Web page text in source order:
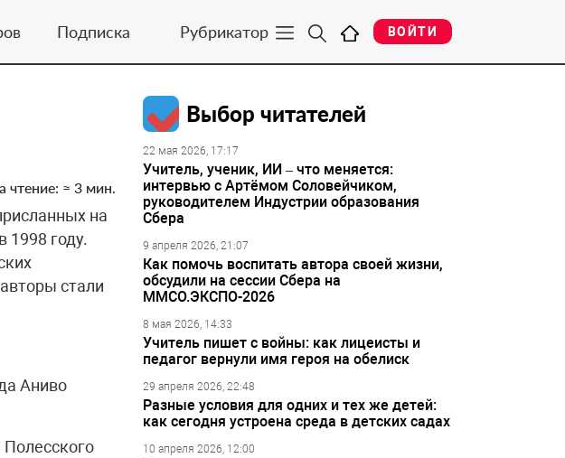
Подписка Рубрикатор ВОЙТИ
чтение: ≈ 3 мин.
на
1998 году.
стали
Аниво
Выбор читателей
22 мая 2026, 17:17
Учитель, ученик, ИИ – что меняется:
интервью с Артёмом Соловейчиком,
руководителем Индустрии образования
Сбера
9 апреля 2026, 21:07
Как помочь воспитать автора своей жизни,
обсудили на сессии Сбера на
ММСО.ЭКСПО-2026
8 мая 2026, 14:33
Учитель пишет с войны: как лицеисты и
педагог вернули имя героя на обелиск
29 апреля 2026, 22:48
Разные условия для одних и тех же детей:
как сегодня устроена среда в детских садах
10 апреля 2026, 12:00